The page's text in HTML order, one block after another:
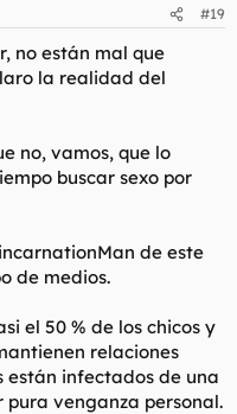
#19
no están mal que
la realidad del
no, vamos, que lo
buscar sexo por
de este
de medios.
el 50 % de los chicos y
relaciones
están infectados de una
pura venganza personal.